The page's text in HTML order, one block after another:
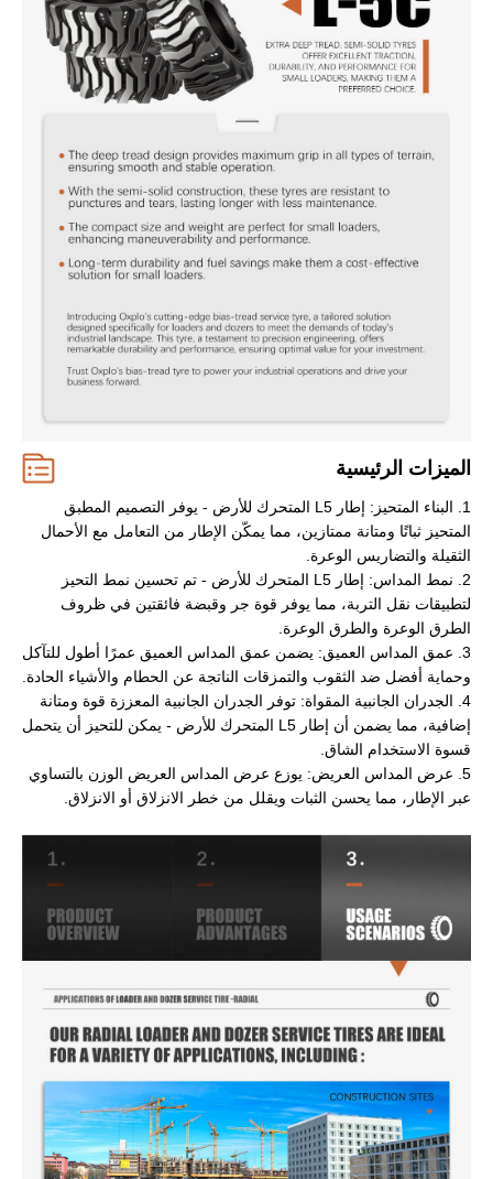
الميزات الرئيسية
1. البناء المتحيز: إطار L5 المتحرك للأرض - يوفر التصميم المطبق
المتحيز ثباتًا ومتانة ممتازين، مما يمكّن الإطار من التعامل مع الأحمال
الثقيلة والتضاريس الوعرة.
2. نمط المداس: إطار L5 المتحرك للأرض - تم تحسين نمط التحيز
لتطبيقات نقل التربة، مما يوفر قوة جر وقبضة فائقتين في ظروف
الطرق الوعرة والطرق الوعرة.
3. عمق المداس العميق: يضمن عمق المداس العميق عمرًا أطول للتآكل
وحماية أفضل ضد الثقوب والتمزقات الناتجة عن الحطام والأشياء الحادة.
4. الجدران الجانبية المقواة: توفر الجدران الجانبية المعززة قوة ومتانة
إضافية، مما يضمن أن إطار L5 المتحرك للأرض - يمكن للتحيز أن يتحمل
قسوة الاستخدام الشاق.
5. عرض المداس العريض: يوزع عرض المداس العريض الوزن بالتساوي
عبر الإطار، مما يحسن الثبات ويقلل من خطر الانزلاق أو الانزلاق.